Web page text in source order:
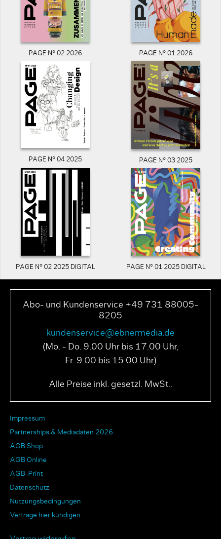
PAGE N° 02 2026 PAGE N° 01 2026
PAGE N° 04 2025 PAGE N° 03 2025
PAGE N° 02 2025 DIGITAL PAGE N° 01 2025 DIGITAL
Abo- und Kundenservice +49 731 88005-
8205
kundenservice@ebnermedia.de
(Mo. - Do. 9.00 Uhr bis 17.00 Uhr,
Fr. 9.00 bis 15.00 Uhr)
Alle Preise inkl. gesetzl. MwSt..
Impressum
Partnerships & Mediadaten 2026
AGB Shop
AGB Online
AGB-Print
Datenschutz
Nutzungsbedingungen
Verträge hier kündigen